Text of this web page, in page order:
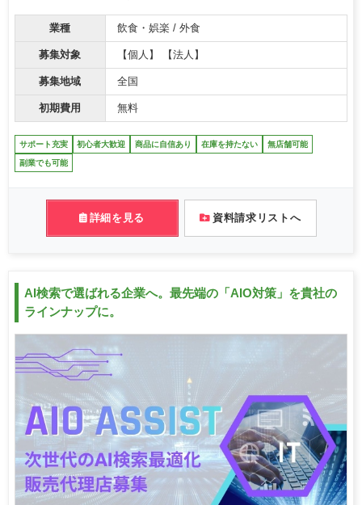
業種 飲食・娯楽 / 外食
募集対象 【個人】 【法人】
募集地域 全国
初期費用 無料
サポート充実 初心者大歓迎 商品に自信あり 在庫を持たない 無店舗可能
副業でも可能
詳細を見る 資料請求リストへ
AI検索で選ばれる企業へ。最先端の「AIO対策」を貴社の
ラインナップに。